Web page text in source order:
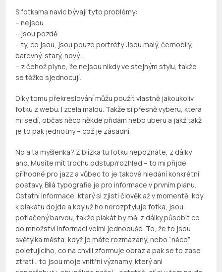
S fotkama navíc bývají tyto problémy:
– nejsou
– jsou pozdě
– ty, co jsou, jsou pouze portréty. Jsou malý, černobílý,
barevný, starý, nový…
– z čehož plyne, že nejsou nikdy ve stejným stylu, takže
se těžko sjednocují.
Díky tomu překreslování můžu použít vlastně jakoukoliv
fotku z webu. I zcela malou. Takže si přesně vyberu, která
mi sedí, občas něco někde přidám nebo uberu a jakž takž
je to pak jednotný – což je zásadní.
No a ta myšlenka? Z blízka tu fotku nepoznáte, z dálky
ano. Musíte mít trochu odstup/rozhled – to mi přijde
příhodné pro jazz a vůbec to je takové hledání konkrétní
postavy. Bílá typografie je pro informace v prvním plánu.
Ostatní informace, který si zjistí člověk až v momentě, kdy
k plakátu dojde a kdy už ho nerozptyluje fotka, jsou
potlačený barvou, takže plakát by měl z dálky působit co
do množství informací velmi jednoduše. To, že to jsou
světýlka města, když je máte rozmazaný, nebo “něco”
poletujícího, co na chvíli zformuje obraz a pak se to zase
ztratí… to jsou moje vnitřní významy, který ani